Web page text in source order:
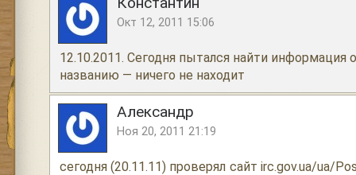
Окт 12, 2011 15:06
12.10.2011. Сегодня пытался найти
названию — ничего не находит
Александр
Ноя 20, 2011 21:19
сегодня (20.11.11) проверял сайт irc.gov.ua/ua/